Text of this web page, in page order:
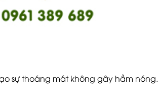
sự thoáng mát không gây hầm nóng.